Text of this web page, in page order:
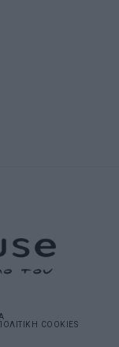
COOKIES